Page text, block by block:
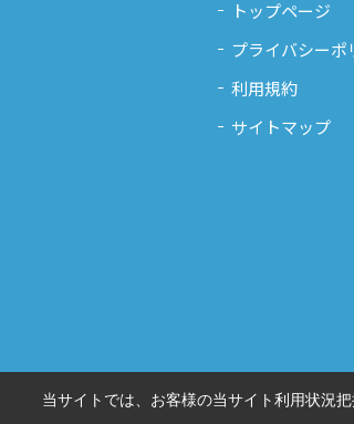
トップページ
プライバシーポ
利用規約
サイトマップ
当サイトでは、お客様の当サイト利用状況